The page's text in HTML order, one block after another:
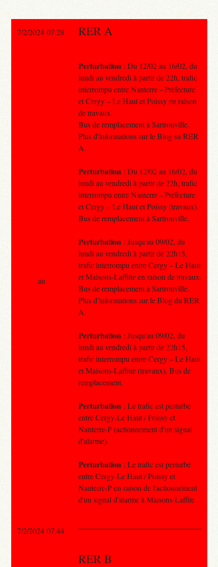
7/2/2024 07:28 RER A
Perturbation : Du 12/02 au 16/02, du
lundi au vendredi à partir de 22h, trafic
interrompu entre Nanterre – Préfecture
et Cergy – Le Haut et Poissy en raison
de travaux.
Bus de remplacement à Sartrouville.
Plus d'informations sur le Blog su RER
A.
Perturbation : Du 12/02 au 16/02, du
lundi au vendredi à partir de 22h, trafic
interrompu entre Nanterre – Préfecture
et Cergy – Le Haut et Poissy (travaux).
Bus de remplacement à Sartrouville.
Perturbation : Jusqu'au 09/02, du
lundi au vendredi à partir de 22h15,
trafic interrompu entre Cergy – Le Haut
et Maisons-Laffitte en raison de travaux.
Bus de remplacement à Sartrouville.
Plus d'informations sur le Blog du RER
A.
Perturbation : Jusqu'au 09/02, du
lundi au vendredi à partir de 22h15,
trafic interrompu entre Cergy – Le Haut
et Maisons-Laffitte (travaux). Bus de
remplacement.
Perturbation : Le trafic est perturbé
entre Cergy-Le Haut / Poissy et
Nanterre-P (actionnement d'un signal
d'alarme).
Perturbation : Le trafic est perturbé
entre Cergy-Le Haut / Poissy et
Nanterre-P en raison de l'actionnement
d'un signal d'alarme à Maisons-Laffite .
RER B
au
7/2/2024 07:44